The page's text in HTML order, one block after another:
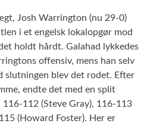
Josh Warrington (nu 29-0)
i et engelsk lokalopgør mod
holdt hårdt. Galahad lykkedes
offensiv, mens han selv
blev det rodet. Efter
endte det med en split
112 (Steve Gray), 116-113
(Howard Foster). Her er